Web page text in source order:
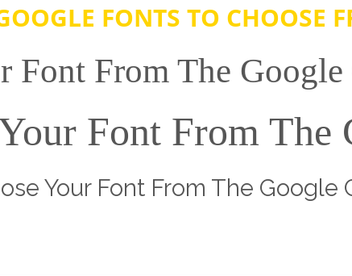
FONTS TO CHOOSE
Font From The
Font From The
Your Font From TheGoogle